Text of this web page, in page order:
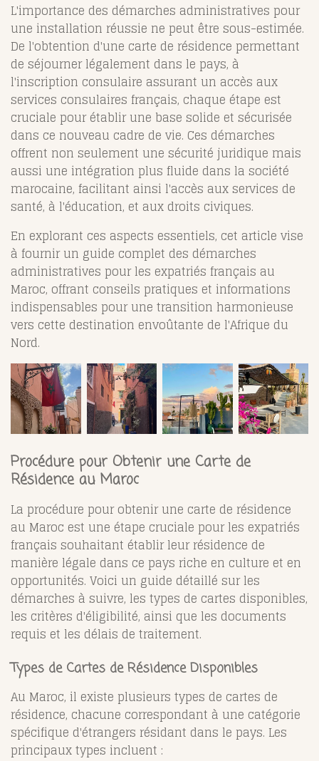
L'importance des démarches administratives pour
une installation réussie ne peut être sous-estimée.
De l'obtention d'une carte de résidence permettant
de séjourner légalement dans le pays, à
l'inscription consulaire assurant un accès aux
services consulaires français, chaque étape est
cruciale pour établir une base solide et sécurisée
dans ce nouveau cadre de vie. Ces démarches
offrent non seulement une sécurité juridique mais
aussi une intégration plus fluide dans la société
marocaine, facilitant ainsi l'accès aux services de
santé, à l'éducation, et aux droits civiques.
En explorant ces aspects essentiels, cet article vise
à fournir un guide complet des démarches
administratives pour les expatriés français au
Maroc, offrant conseils pratiques et informations
indispensables pour une transition harmonieuse
vers cette destination envoûtante de l'Afrique du
Nord.
Procédure pour Obtenir une Carte de
Résidence au Maroc
La procédure pour obtenir une carte de résidence
au Maroc est une étape cruciale pour les expatriés
français souhaitant établir leur résidence de
manière légale dans ce pays riche en culture et en
opportunités. Voici un guide détaillé sur les
démarches à suivre, les types de cartes disponibles,
les critères d'éligibilité, ainsi que les documents
requis et les délais de traitement.
Types de Cartes de Résidence Disponibles
Au Maroc, il existe plusieurs types de cartes de
résidence, chacune correspondant à une catégorie
spécifique d'étrangers résidant dans le pays. Les
principaux types incluent :